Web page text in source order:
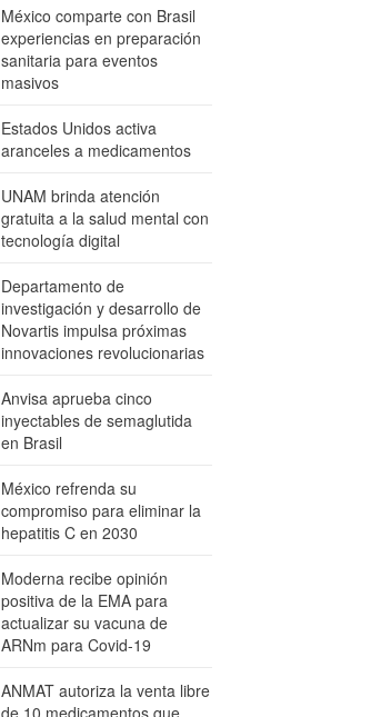
México comparte con Brasil
experiencias en preparación
sanitaria para eventos
masivos
Estados Unidos activa
aranceles a medicamentos
UNAM brinda atención
gratuita a la salud mental con
tecnología digital
Departamento de
investigación y desarrollo de
Novartis impulsa próximas
innovaciones revolucionarias
Anvisa aprueba cinco
inyectables de semaglutida
en Brasil
México refrenda su
compromiso para eliminar la
hepatitis C en 2030
Moderna recibe opinión
positiva de la EMA para
actualizar su vacuna de
ARNm para Covid-19
ANMAT autoriza la venta libre
de 10 medicamentos que